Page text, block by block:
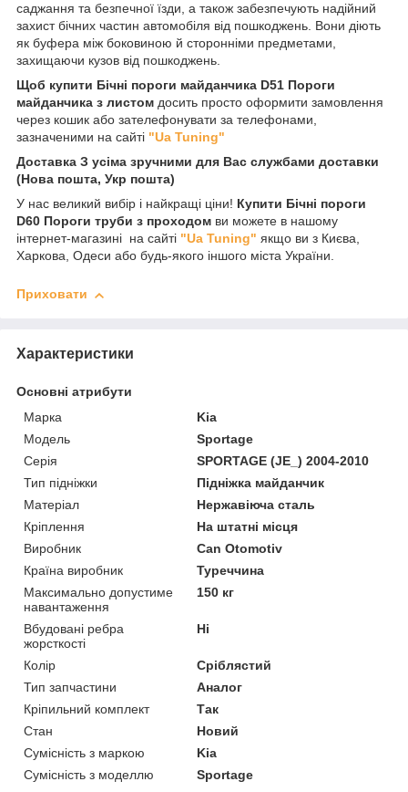
саджання та безпечної їзди, а також забезпечують надійний
захист бічних частин автомобіля від пошкоджень. Вони діють
як буфера між боковиною й сторонніми предметами,
захищаючи кузов від пошкоджень.
Щоб купити Бічні пороги майданчика D51 Пороги
майданчика з листом досить просто оформити замовлення
через кошик або зателефонувати за телефонами,
зазначеними на сайті "Ua Tuning"
Доставка З усіма зручними для Вас службами доставки
(Нова пошта, Укр пошта)
У нас великий вибір і найкращі ціни! Купити Бічні пороги
D60 Пороги труби з проходом ви можете в нашому
інтернет-магазині на сайті "Ua Tuning" якщо ви з Києва,
Харкова, Одеси або будь-якого іншого міста України.
Приховати
Характеристики
Основні атрибути
Марка
Kia
Модель
Sportage
Серія
SPORTAGE (JE_) 2004-2010
Тип підніжки
Підніжка майданчик
Матеріал
Нержавіюча сталь
Кріплення
На штатні місця
Виробник
Can Otomotiv
Країна виробник
Туреччина
Максимально допустиме
навантаження
150 кг
Вбудовані ребра
жорсткості
Ні
Колір
Сріблястий
Тип запчастини
Аналог
Кріпильний комплект
Так
Стан
Новий
Сумісність з маркою
Kia
Сумісність з моделлю
Sportage